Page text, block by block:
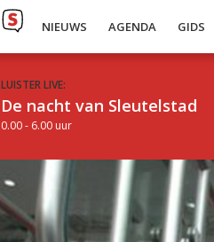
NIEUWS AGENDA GIDS
LUISTER LIVE:
De nacht van Sleutelstad
0.00 - 6.00 uur